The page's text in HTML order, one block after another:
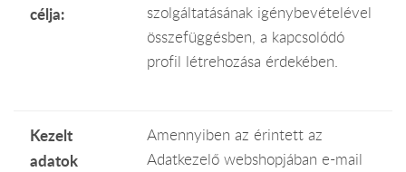
célja:
szolgáltatásának igénybevételével
összefüggésben, a kapcsolódó
profil létrehozása érdekében.
Kezelt
adatok
Amennyiben az érintett az
Adatkezelő webshopjában e-mail